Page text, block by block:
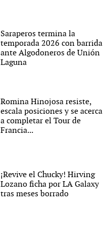
Saraperos termina la
temporada 2026 con barrida
ante Algodoneros de Unión
Laguna
Romina Hinojosa resiste,
escala posiciones y se acerca
a completar el Tour de
Francia...
¡Revive el Chucky! Hirving
Lozano ficha por LA Galaxy
tras meses borrado